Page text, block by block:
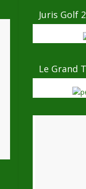
Juris Golf
Le Grand